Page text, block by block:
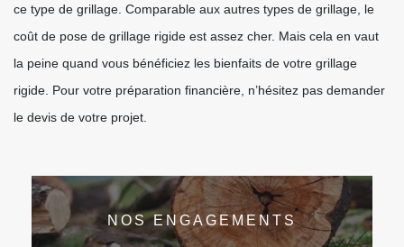
ce type de grillage. Comparable aux autres types de grillage, le
coût de pose de grillage rigide est assez cher. Mais cela en vaut
la peine quand vous bénéficiez les bienfaits de votre grillage
rigide. Pour votre préparation financière, n’hésitez pas demander
le devis de votre projet.
NOS ENGAGEMENTS